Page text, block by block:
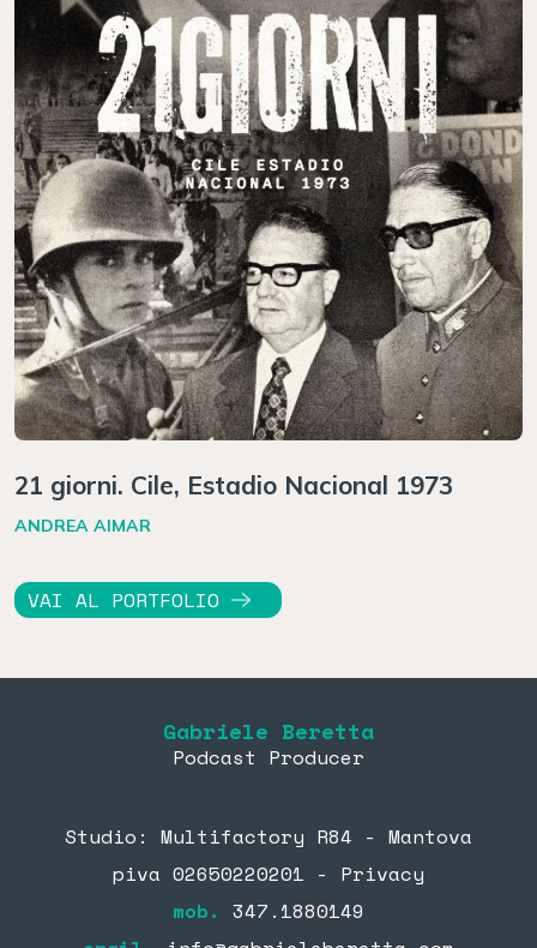
21 giorni. Cile, Estadio Nacional 1973
ANDREA AIMAR
VAI AL PORTFOLIO
Gabriele Beretta
Podcast Producer
Studio: Multifactory R84 - Mantova
piva 02650220201 - Privacy
mob. 347.1880149